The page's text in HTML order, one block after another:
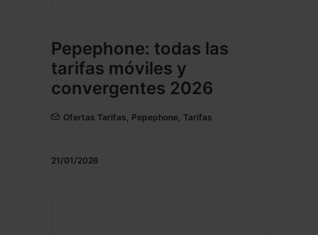
Pepephone: todas las
tarifas móviles y
convergentes 2026
Ofertas Tarifas, Pepephone, Tarifas
21/01/2026